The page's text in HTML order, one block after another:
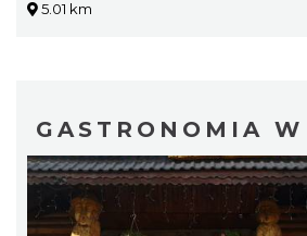
5.01 km
GASTRONOMIA